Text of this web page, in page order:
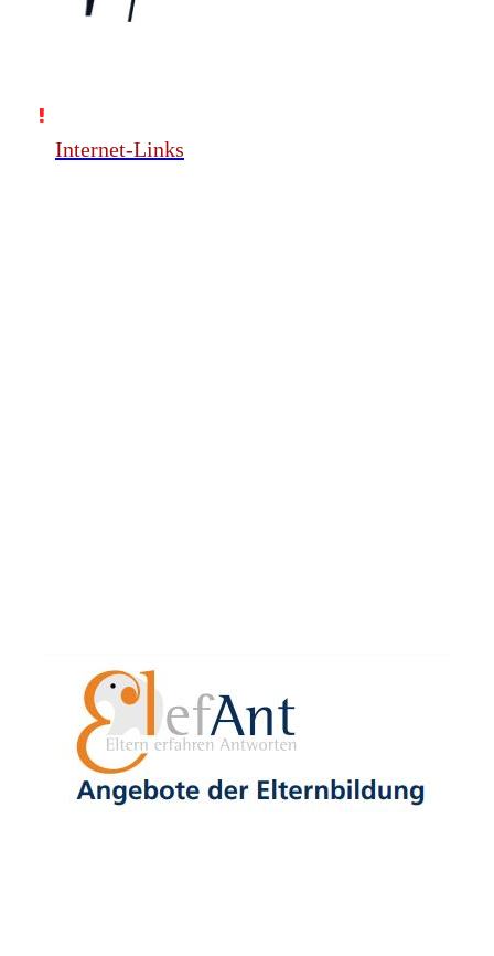
Internet-Links